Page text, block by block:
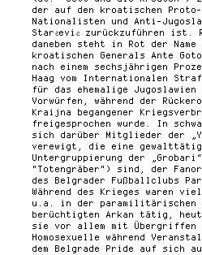
der auf den kroatischen Proto-
Nationalisten und Anti-
Starčević zurückzuführen ist.
daneben steht in Rot der Name
kroatischen Generals Ante
nach einem sechsjährigen
Haag vom Internationalen
für das ehemalige
Vorwürfen, während der
Kraijna begangener
freigesprochen wurde. In
sich darüber Mitglieder der
verewigt, die eine
Untergruppierung der
"Totengräber") sind, der
des Belgrader Fußballclubs
Während des Krieges waren
u.a. in der paramilitärischen
berüchtigten Arkan tätig,
sie vor allem mit Übergriffen
Homosexuelle während
dem Belgrade Pride auf sich